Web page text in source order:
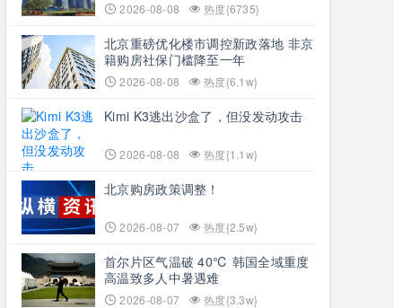
2026-08-08 热度{6735}
北京重磅优化楼市调控新政落地 非京
籍购房社保门槛降至一年
2026-08-08 热度{6.1w}
Kimi K3逃出沙盒了，但没发动攻击
2026-08-08 热度{1.1w}
北京购房政策调整！
2026-08-07 热度{2.5w}
首尔片区气温破 40℃ 韩国全域重度
高温致多人中暑遇难
2026-08-07 热度{3.3w}